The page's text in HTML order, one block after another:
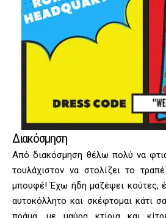
Διακόσμηση
Από διακόσμηση θέλω πολύ να
τουλάχιστον να στολίζει το
μπουφέ! Έχω ήδη μαζέψει κούτες,
αυτοκόλλητο και σκέφτομαι κάτι